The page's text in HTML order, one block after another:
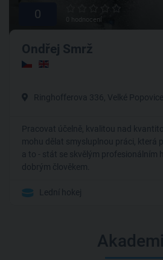
0 0 hodnocení
Ondřej Smrž
Ringhofferova 336, Velké Popovice
Pracovat účelně, kvalitou nad
mohu dělat smysluplnou práci, která
a to - stát se skvělým profesionálním
dobrým člověkem.
Lední hokej